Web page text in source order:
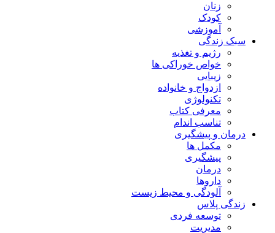
زنان
کودک
آموزشی
سبک زندگی
رژیم و تغذیه
خواص خوراکی ها
زیبایی
ازدواج و خانواده
تکنولوژی
معرفی کتاب
تناسب اندام
درمان و پیشگیری
مکمل ها
پیشگیری
درمان
داروها
آلودگی و محیط زیست
زندگی پلاس
توسعه فردی
مدیریت